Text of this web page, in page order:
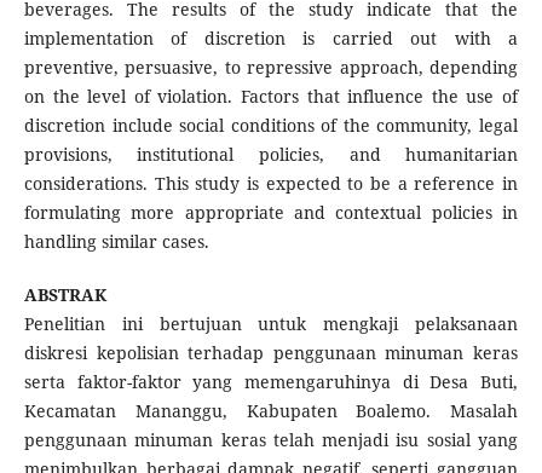
beverages. The results of the study indicate that the
implementation of discretion is carried out with a
preventive, persuasive, to repressive approach, depending
on the level of violation. Factors that influence the use of
discretion include social conditions of the community, legal
provisions, institutional policies, and humanitarian
considerations. This study is expected to be a reference in
formulating more appropriate and contextual policies in
handling similar cases.
ABSTRAK
Penelitian ini bertujuan untuk mengkaji pelaksanaan
diskresi kepolisian terhadap penggunaan minuman keras
serta faktor-faktor yang memengaruhinya di Desa Buti,
Kecamatan Mananggu, Kabupaten Boalemo. Masalah
penggunaan minuman keras telah menjadi isu sosial yang